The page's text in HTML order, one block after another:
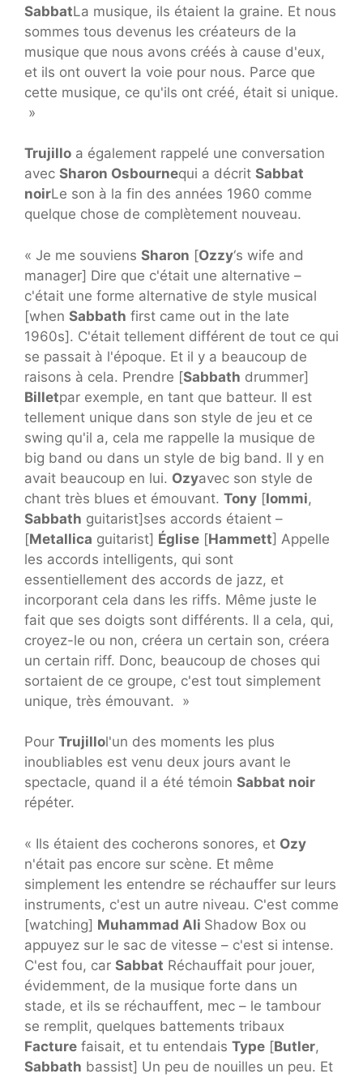
SabbatLa musique, ils étaient la graine. Et nous
sommes tous devenus les créateurs de la
musique que nous avons créés à cause d'eux,
et ils ont ouvert la voie pour nous. Parce que
cette musique, ce qu'ils ont créé, était si unique.
»
Trujillo a également rappelé une conversation
avec Sharon Osbournequi a décrit Sabbat
noirLe son à la fin des années 1960 comme
quelque chose de complètement nouveau.
« Je me souviens Sharon [Ozzy‘s wife and
manager] Dire que c'était une alternative –
c'était une forme alternative de style musical
[when Sabbath first came out in the late
1960s]. C'était tellement différent de tout ce qui
se passait à l'époque. Et il y a beaucoup de
raisons à cela. Prendre [Sabbath drummer]
Billetpar exemple, en tant que batteur. Il est
tellement unique dans son style de jeu et ce
swing qu'il a, cela me rappelle la musique de
big band ou dans un style de big band. Il y en
avait beaucoup en lui. Ozyavec son style de
chant très blues et émouvant. Tony [Iommi,
Sabbath guitarist]ses accords étaient –
[Metallica guitarist] Église [Hammett] Appelle
les accords intelligents, qui sont
essentiellement des accords de jazz, et
incorporant cela dans les riffs. Même juste le
fait que ses doigts sont différents. Il a cela, qui,
croyez-le ou non, créera un certain son, créera
un certain riff. Donc, beaucoup de choses qui
sortaient de ce groupe, c'est tout simplement
unique, très émouvant. »
Pour Trujillol'un des moments les plus
inoubliables est venu deux jours avant le
spectacle, quand il a été témoin Sabbat noir
répéter.
« Ils étaient des cocherons sonores, et Ozy
n'était pas encore sur scène. Et même
simplement les entendre se réchauffer sur leurs
instruments, c'est un autre niveau. C'est comme
[watching] Muhammad Ali Shadow Box ou
appuyez sur le sac de vitesse – c'est si intense.
C'est fou, car Sabbat Réchauffait pour jouer,
évidemment, de la musique forte dans un
stade, et ils se réchauffent, mec – le tambour
se remplit, quelques battements tribaux
Facture faisait, et tu entendais Type [Butler,
Sabbath bassist] Un peu de nouilles un peu. Et